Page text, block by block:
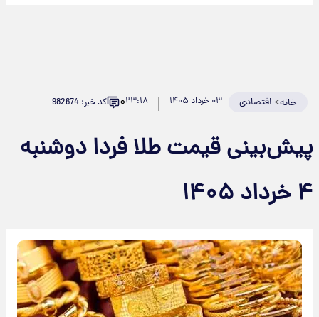
خانه>اقتصادی ۰۳ خرداد ۱۴۰۵ ۲۳:۱۸۰ کد خبر: 982674
پیش‌بینی قیمت طلا فردا دوشنبه
۴ خرداد ۱۴۰۵